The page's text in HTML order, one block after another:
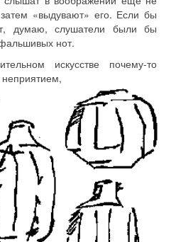
«выдувают» его. Если бы
думаю, слушатели были бы
нот.
искусстве почему-то